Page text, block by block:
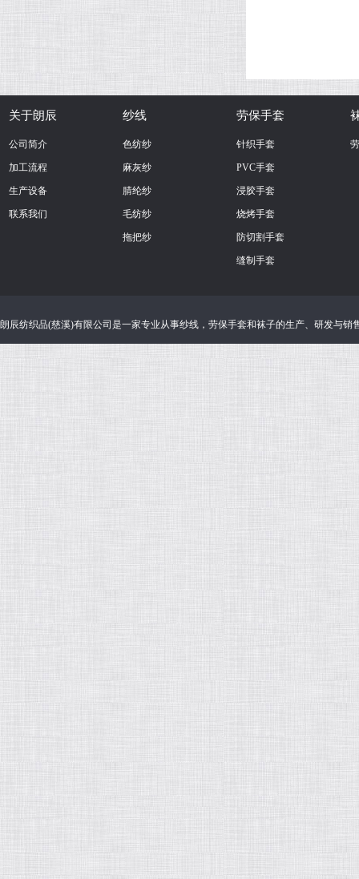
关于朗辰
公司简介
加工流程
生产设备
联系我们
纱线
色纺纱
麻灰纱
腈纶纱
毛纺纱
拖把纱
劳保手套
针织手套
PVC手套
浸胶手套
烧烤手套
防切割手套
缝制手套
朗辰纺织品(慈溪)有限公司 是一家专业从事纱线 ， 劳保手套和袜子的生产、研发与